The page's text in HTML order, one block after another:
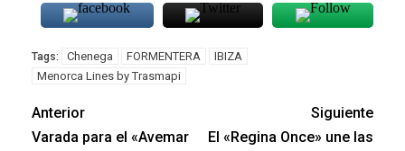
Tags: Chenega FORMENTERA
IBIZA
Menorca Lines by Trasmapi
Anterior
Varada para el «Avemar
Siguiente
El «Regina Once» une las